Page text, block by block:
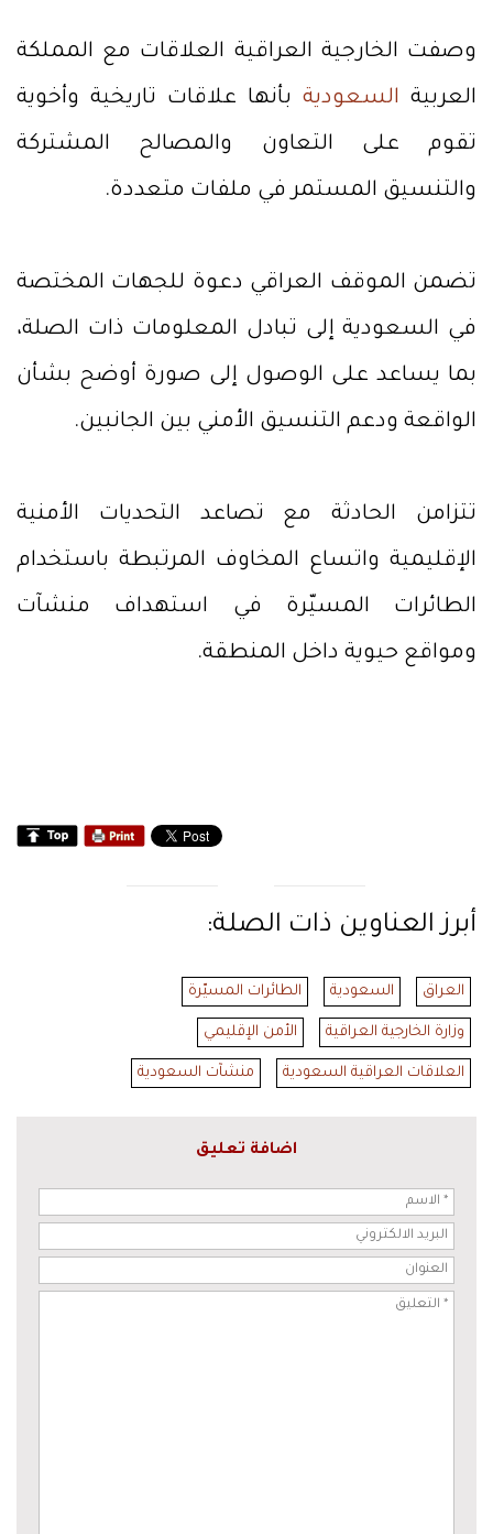
وصفت الخارجية العراقية العلاقات مع المملكة
العربية السعودية بأنها علاقات تاريخية وأخوية
تقوم على التعاون والمصالح المشتركة
والتنسيق المستمر في ملفات متعددة.
تضمن الموقف العراقي دعوة للجهات المختصة
في السعودية إلى تبادل المعلومات ذات الصلة،
بما يساعد على الوصول إلى صورة أوضح بشأن
الواقعة ودعم التنسيق الأمني بين الجانبين.
تتزامن الحادثة مع تصاعد التحديات الأمنية
الإقليمية واتساع المخاوف المرتبطة باستخدام
الطائرات المسيّرة في استهداف منشآت
ومواقع حيوية داخل المنطقة.
أبرز العناوين ذات الصلة:
العراق السعودية الطائرات المسيّرة
وزارة الخارجية العراقية الأمن الإقليمي
العلاقات العراقية السعودية منشآت السعودية
اضافة تعليق